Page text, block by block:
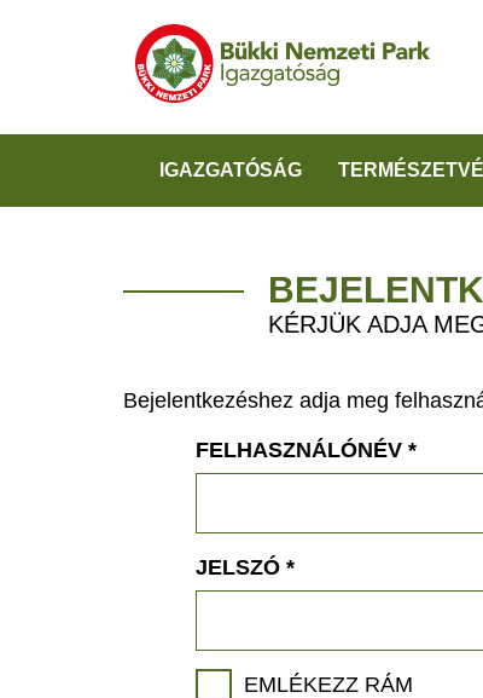
IGAZGATÓSÁG
KÉRJÜK ADJA
Bejelentkezéshez adja meg
FELHASZNÁLÓNÉV *
JELSZÓ *
EMLÉKEZZ RÁM